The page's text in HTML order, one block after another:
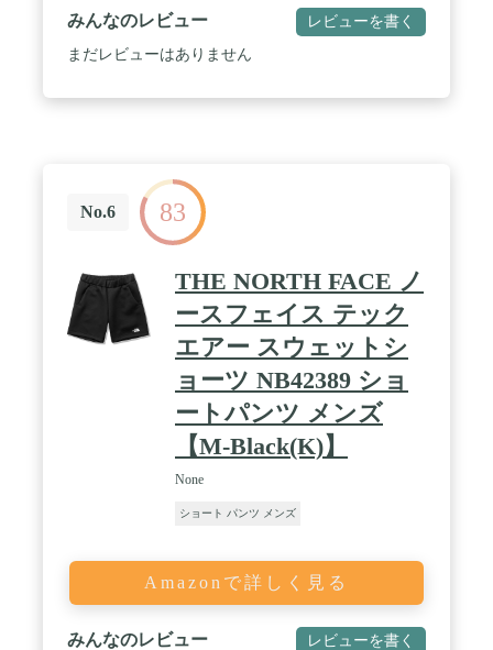
みんなのレビュー レビューを書く
まだレビューはありません
No.6 83
THE NORTH FACE ノ
ースフェイス テック
エアー スウェットシ
ョーツ NB42389 ショ
ートパンツ メンズ
【M-Black(K)】
None
ショート パンツ メンズ
Amazonで詳しく見る
みんなのレビュー レビューを書く